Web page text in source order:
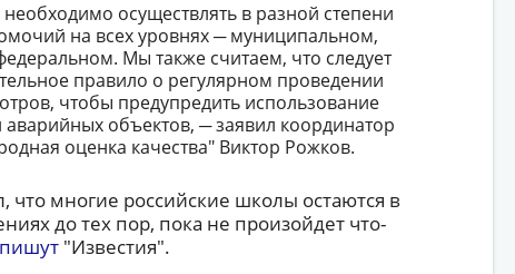
осуществлять в разной степени
на всех уровнях ─ муниципальном,
Мы также считаем, что следует
правило о регулярном проведении
чтобы предупредить использование
аварийных объектов, ─ заявил координатор
оценка качества" Виктор Рожков.
что многие российские школы остаются в
до тех пор, пока не произойдет что-
пишут"Известия".